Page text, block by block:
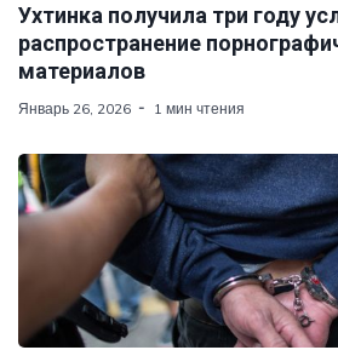
Ухтинка получила три году
распространение
материалов
Январь 26, 2026 1 мин чтения